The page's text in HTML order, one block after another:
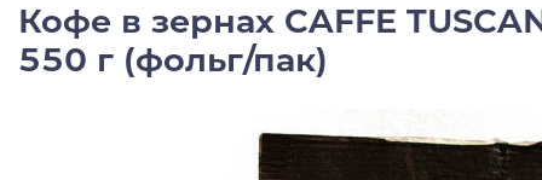
Кофе в зернах CAFFE
550 г (фольг/пак)